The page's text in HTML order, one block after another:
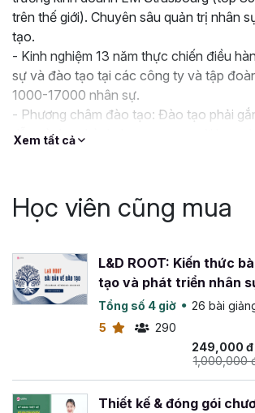
trên thế giới). Chuyên sâu quản trị nhân
tạo.
- Kinh nghiệm 13 năm thực chiến điều
sự và đào tạo tại các công ty và tập
1000-17000 nhân sự.
- Phương châm đào tạo: Đào tạo phải
dẫn và thực hành, học xong người học
Xem tất cả
Học viên cũng mua
L&D ROOT: Kiến thức
tạo và phát triển nhân
Tổng số 4 giờ
26 bài
5
290
249,000 đ
1,000,000
Thiết kế & đóng gói